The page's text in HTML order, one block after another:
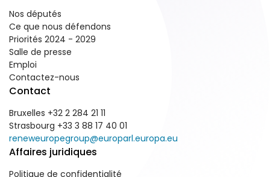
Nos députés
Ce que nous défendons
Priorités 2024 - 2029
Salle de presse
Emploi
Contactez-nous
Contact
Bruxelles +32 2 284 21 11
Strasbourg +33 3 88 17 40 01
reneweuropegroup@europarl.europa.eu
Affaires juridiques
Politique de confidentialité